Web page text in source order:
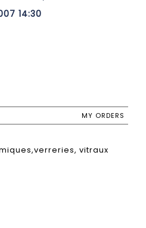
14:30
MY ORDERS
vitraux